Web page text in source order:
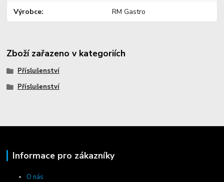
Výrobce RM Gastro
Zboží zařazeno v kategoriích
Příslušenství
Příslušenství
Informace pro zákazníky
O nás